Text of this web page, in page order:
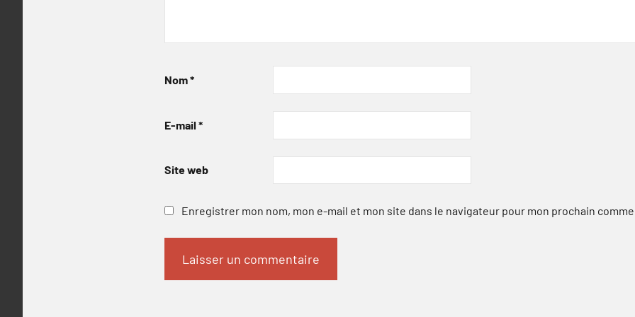
Nom*
E-mail *
Site web
Enregistrer mon nom, mon e-mail et mon site dans le navigateur pour mon prochain